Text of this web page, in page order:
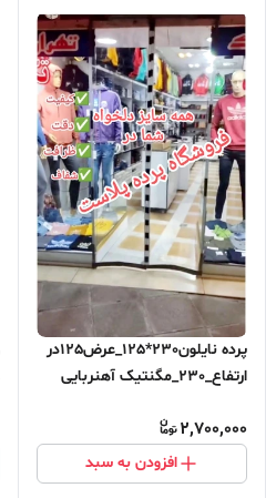
پرده نایلون230*125_عرض125در
ارتفاع_230_مگنتیک آهنربایی
2,700,000
افزودن به سبد